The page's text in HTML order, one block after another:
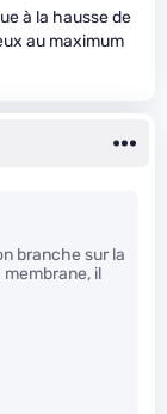
à la hausse de
au maximum
branche sur la
membrane, il